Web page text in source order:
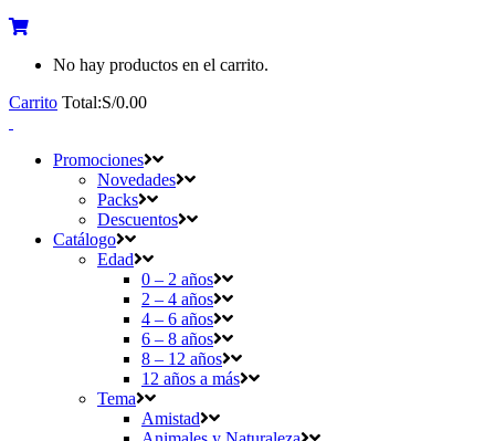
No hay productos en el carrito.
Carrito Total:S/0.00
Promociones
Novedades
Packs
Descuentos
Catálogo
Edad
0 – 2 años
2 – 4 años
4 – 6 años
6 – 8 años
8 – 12 años
12 años a más
Tema
Amistad